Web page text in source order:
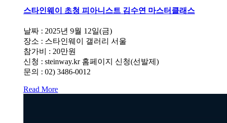
스타인웨이 초청 피아니스트 김수연 마스터클래스
날짜 : 2025년 9월 12일(금)
장소 : 스타인웨이 갤러리 서울
참가비 : 20만원
신청 : steinway.kr 홈페이지 신청(선발제)
문의 : 02) 3486-0012
Read More